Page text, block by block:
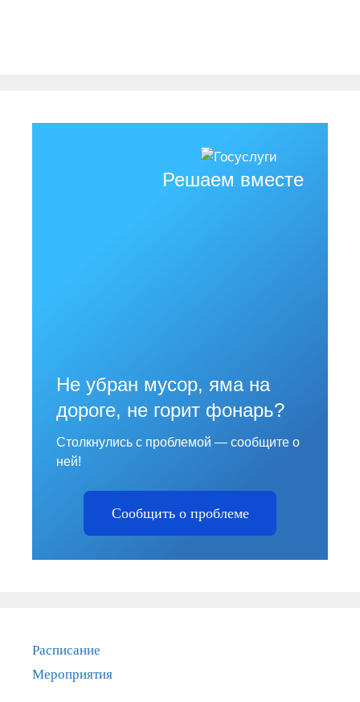
Решаем вместе
Не убран мусор, яма на
дороге, не горит фонарь?
Столкнулись с проблемой — сообщите о
ней!
Сообщить о проблеме
Расписание
Мероприятия